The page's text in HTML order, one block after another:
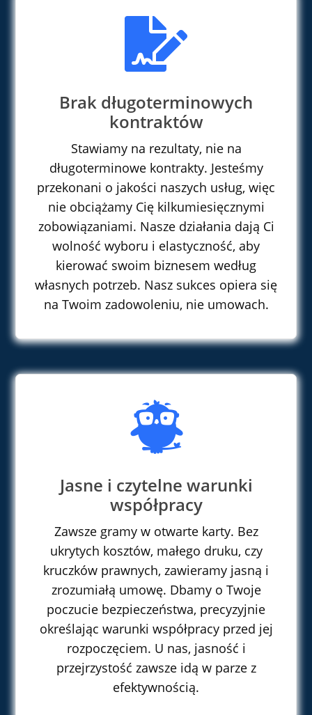

Brak długoterminowych
kontraktów
Stawiamy na rezultaty, nie na
długoterminowe kontrakty. Jesteśmy
przekonani o jakości naszych usług, więc
nie obciążamyCię kilkumiesięcznymi
zobowiązaniami. Nasze działania dają Ci
wolność wyboru i elastyczność, aby
kierować swoim biznesem według
własnych potrzeb. Nasz sukces opiera się
na Twoim zadowoleniu, nie umowach.

Jasne i czytelne warunki
współpracy
Zawsze gramy w otwarte karty. Bez
ukrytych kosztów, małego druku, czy
kruczków prawnych, zawieramy jasną i
zrozumiałą umowę. Dbamy o Twoje
poczucie bezpieczeństwa, precyzyjnie
określając warunki współpracy przed jej
rozpoczęciem. U nas, jasność i
przejrzystość zawsze idą w parze z
efektywnością.